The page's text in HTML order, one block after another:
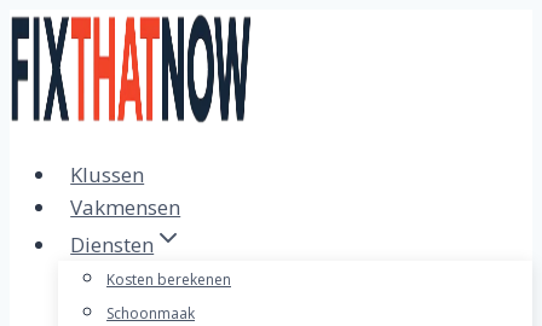
Doorgaan
naar
inhoud
Klussen
Vakmensen
Diensten
Kosten berekenen
Schoonmaak